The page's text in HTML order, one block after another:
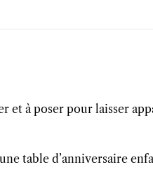
et à poser pour laisser
table d’anniversaire